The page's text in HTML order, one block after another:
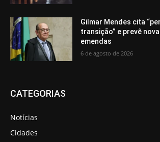
Gilmar Mendes cita
transição” e prevê
emendas
6 de agosto de 2026
CATEGORIAS
Notícias
Cidades